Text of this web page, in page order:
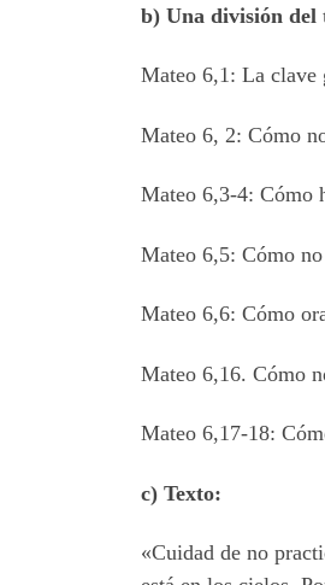
b) Una división del
Mateo 6,1: La clave
Mateo 6, 2: Cómo
Mateo 6,3-4: Cómo
Mateo 6,5: Cómo
Mateo 6,6: Cómo
Mateo 6,16. Cómo
Mateo 6,17-18:
c) Texto:
«Cuidad de no